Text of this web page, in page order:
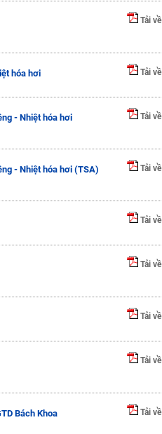
Tải về
hóa hơi Tải về
- Nhiệt hóa hơi Tải về
- Nhiệt hóa hơi (TSA) Tải về
Tải về
Tải về
Tải về
Tải về
Bách Khoa Tải về